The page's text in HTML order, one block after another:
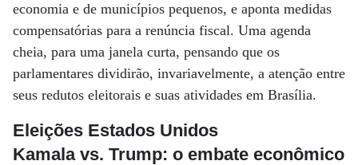
economia e de municípios pequenos, e aponta medidas
compensatórias para a renúncia fiscal. Uma agenda
cheia, para uma janela curta, pensando que os
parlamentares dividirão, invariavelmente, a atenção entre
seus redutos eleitorais e suas atividades em Brasília.
Eleições Estados Unidos
Kamala vs. Trump: o embate econômico